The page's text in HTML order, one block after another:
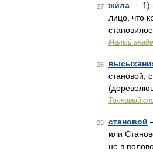
27 жи́ла — 1)
лицо, что
Малый
28
становой,
Толковый
29 становой
или
не в